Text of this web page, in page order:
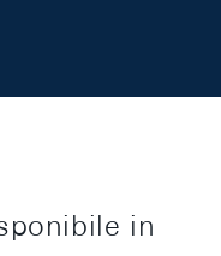
in